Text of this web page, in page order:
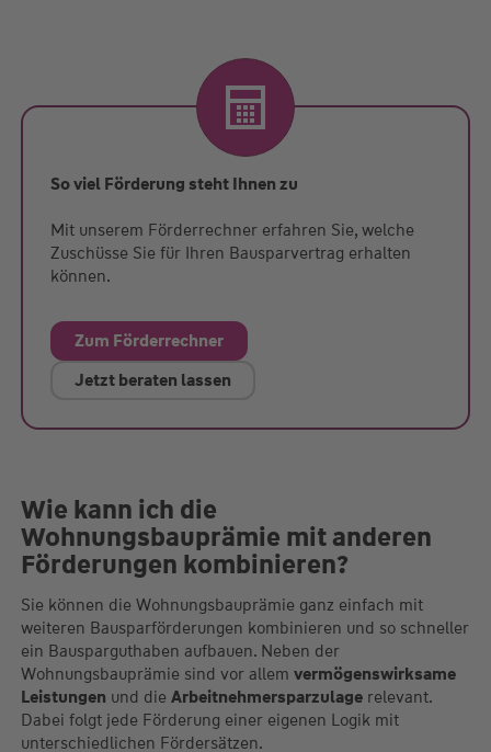
So viel Förderung steht Ihnen zu
Mit unserem Förderrechner erfahren Sie, welche
Zuschüsse Sie für Ihren Bausparvertrag erhalten
können.
Zum Förderrechner
Jetzt beraten lassen
Wie kann ich die
Wohnungsbauprämie mit anderen
Förderungen kombinieren?
Sie können die Wohnungsbauprämie ganz einfach mit
weiteren Bausparförderungen kombinieren und so schneller
ein Bausparguthaben aufbauen. Neben der
Wohnungsbauprämie sind vor allem vermögenswirksame
Leistungen und die Arbeitnehmersparzulagerelevant.
Dabei folgt jede Förderung einer eigenen Logik mit
unterschiedlichen Fördersätzen.